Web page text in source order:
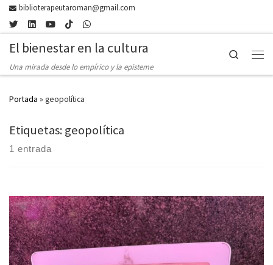
Skip to content
biblioterapeutaroman@gmail.com
El bienestar en la cultura
Una mirada desde lo empírico y la episteme
Search
Portada » geopolítica
Etiquetas: geopolítica
1 entrada